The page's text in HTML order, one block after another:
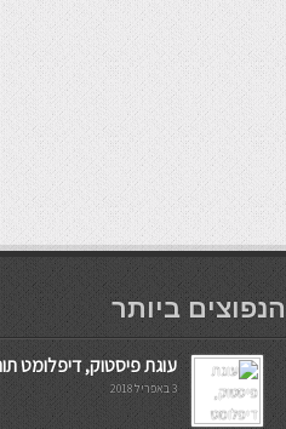
мостбет кг
הנפוצים ביותר
עוגת פיסטוק, דיפלומט
3 באפריל 2018